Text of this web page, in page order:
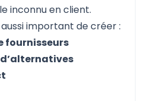
inconnu en client.
important de créer :
fournisseurs